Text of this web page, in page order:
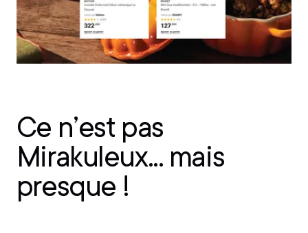
Ce n’est pas
Mirakuleux... mais
presque !